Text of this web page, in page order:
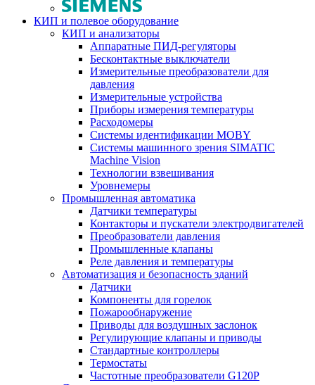
КИП и полевое оборудование
КИП и анализаторы
Аппаратные ПИД-регуляторы
Бесконтактные выключатели
Измерительные преобразователи для
давления
Измерительные устройства
Приборы измерения температуры
Расходомеры
Системы идентификации MOBY
Системы машинного зрения SIMATIC
Machine Vision
Технологии взвешивания
Уровнемеры
Промышленная автоматика
Датчики температуры
Контакторы и пускатели электродвигателей
Преобразователи давления
Промышленные клапаны
Реле давления и температуры
Автоматизация и безопасность зданий
Датчики
Компоненты для горелок
Пожарообнаружение
Приводы для воздушных заслонок
Регулирующие клапаны и приводы
Стандартные контроллеры
Термостаты
Частотные преобразователи G120P